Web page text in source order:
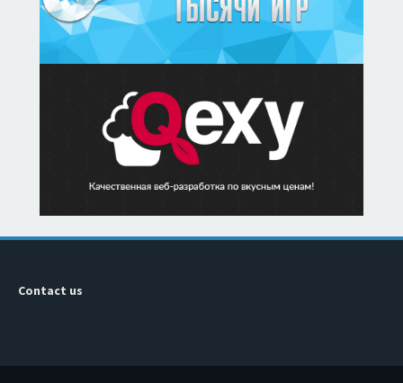
Contact us